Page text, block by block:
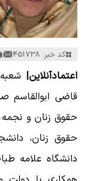
کد خبر: 451738
اعتمادآنلاین|
قاضی ابوالقاسم
حقوق زنان و
حقوق زنان،
دانشگاه علامه